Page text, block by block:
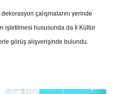
çalışmalarını yerinde
işletilmesi hususunda da İl Kültür
görüş alışverişinde bulundu.